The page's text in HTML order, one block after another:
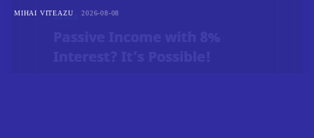
MIHAI VITEAZU 2026-08-08